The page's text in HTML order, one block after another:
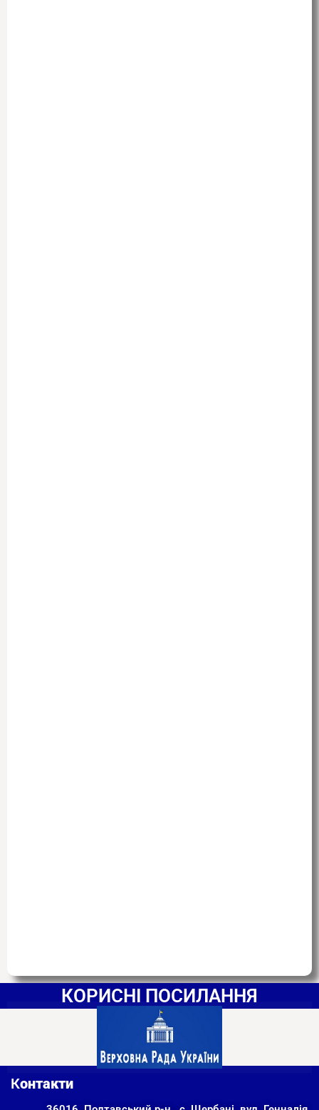
КОРИСНІ ПОСИЛАННЯ
Контакти